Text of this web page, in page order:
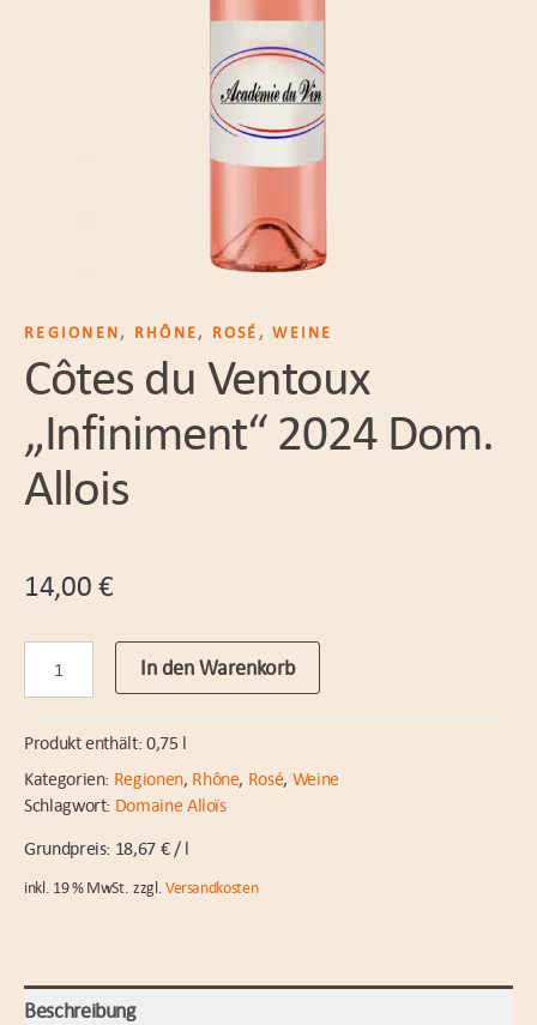
REGIONEN, RHÔNE, ROSÉ ,WEINE
Côtes du Ventoux
„Infiniment“ 2024 Dom.
Allois
14,00 €
Ventoux
2024
Dom.
Allois
Menge
In den Warenkorb
Produkt enthält: 0,75 l
Kategorien: Regionen, Rhône, Rosé, Weine
Schlagwort: Domaine Alloïs
18,67 €/ l
inkl. 19 % MwSt. zzgl.Versandkosten
Beschreibung